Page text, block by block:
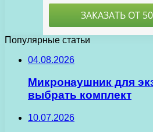
Популярные статьи
04.08.2026
Микронаушник для
выбрать комплект
10.07.2026